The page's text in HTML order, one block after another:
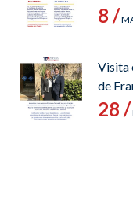
8 /
Visita
de
28 /